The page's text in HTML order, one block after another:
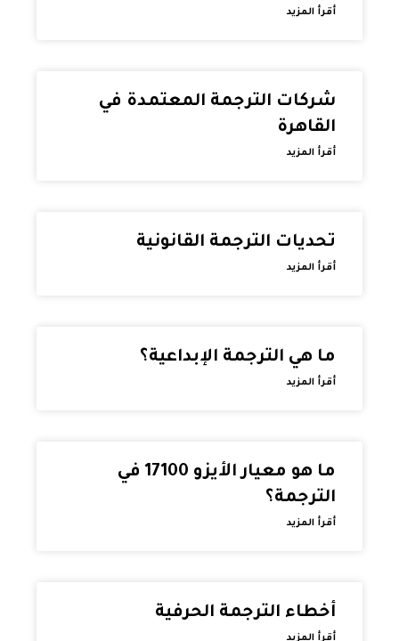
أقرأ المزيد
شركات الترجمة المعتمدة في
القاهرة
أقرأ المزيد
تحديات الترجمة القانونية
أقرأ المزيد
ما هي الترجمة الإبداعية؟
أقرأ المزيد
ما هو معيار الأيزو 17100 في
الترجمة؟
أقرأ المزيد
أخطاء الترجمة الحرفية
أقرأ المزيد